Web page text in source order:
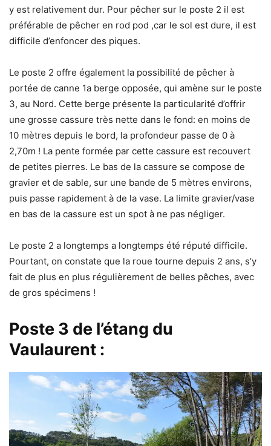
y est relativement dur. Pour pêcher sur le poste 2 il est
préférable de pêcher en rod pod ,car le sol est dure, il est
difficile d’enfoncer des piques.
Le poste 2 offre également la possibilité de pêcher à
portée de canne 1a berge opposée, qui amène sur le poste
3, au Nord. Cette berge présente la particularité d’offrir
une grosse cassure très nette dans le fond: en moins de
10 mètres depuis le bord, la profondeur passe de 0 à
2,70m ! La pente formée par cette cassure est recouvert
de petites pierres. Le bas de la cassure se compose de
gravier et de sable, sur une bande de 5 mètres environs,
puis passe rapidement à de la vase. La limite gravier/vase
en bas de la cassure est un spot à ne pas négliger.
Le poste 2 a longtemps a longtemps été réputé difficile.
Pourtant, on constate que la roue tourne depuis 2 ans, s’y
fait de plus en plus régulièrement de belles pêches, avec
de gros spécimens !
Poste 3 de l’étang du
Vaulaurent :